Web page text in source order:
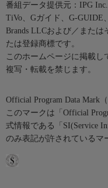
番組データ提供元：IPG Inc.
TiVo、Gガイド、G-GUIDE
Brands LLCおよび／また
たは登録商標です。
このホームページに掲載
複写・転載を禁じます。
Official Program Data Mark
このマークは「Official
式情報である「SI(Service
のみ表記が許されているマ